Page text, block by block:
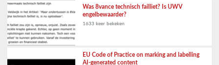
Was 8vance technisch failliet? Is UWV
engelbewaarder?
1633 keer bekeken
EU Code of Practice on marking and labelling
AI-generated content